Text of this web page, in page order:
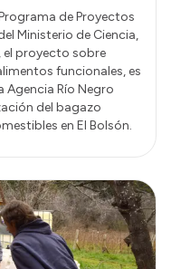
de Proyectos
Ministerio de Ciencia,
el proyecto sobre
funcionales, es
Agencia Río Negro
del bagazo
en El Bolsón.